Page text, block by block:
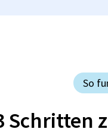
So
Schritten